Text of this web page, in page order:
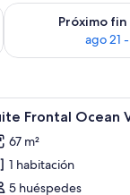
semana, ago 14
Próximo fin
ago 21
Consulta la
grande, un
6 Frontal Ocean
67 m²
1 habitación
5 huéspedes